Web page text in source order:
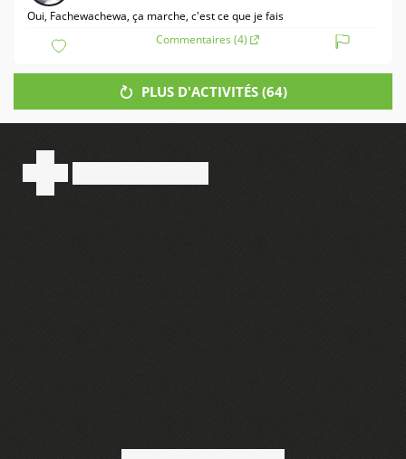
Oui, Fachewachewa, ça marche, c'est ce que je fais
Commentaires (4)
PLUS D'ACTIVITÉS (64)